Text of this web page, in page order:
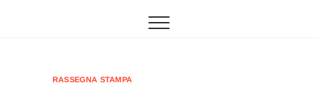
RASSEGNA STAMPA